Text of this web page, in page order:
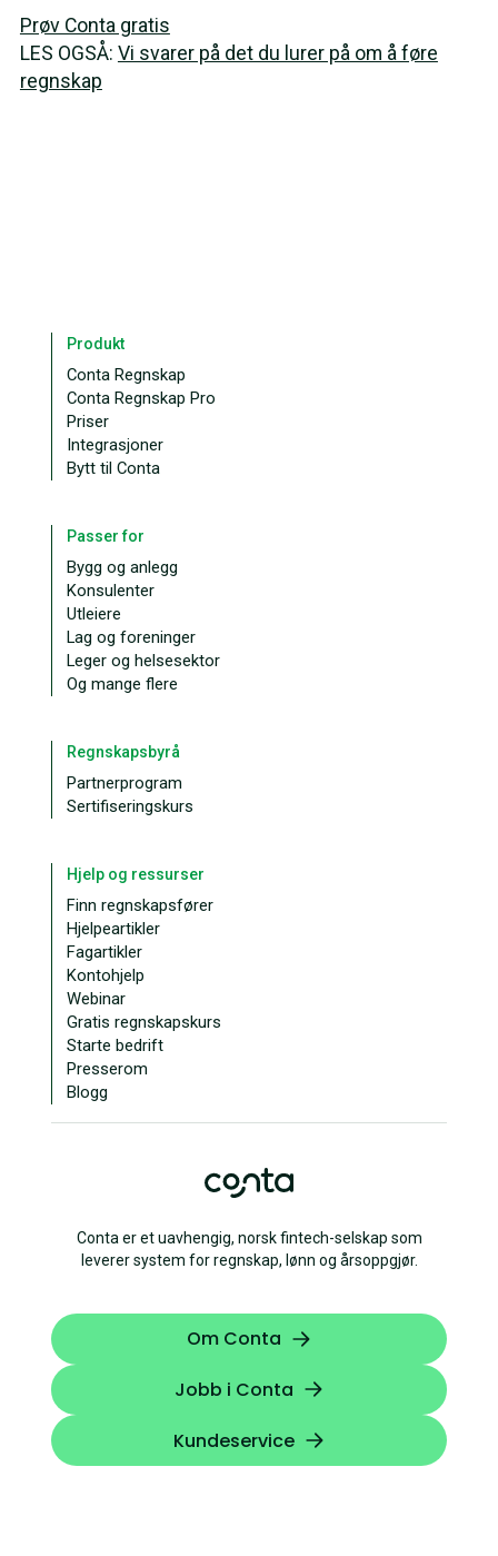
Prøv Conta gratis
LES OGSÅ: Vi svarer på det du lurer på om å føre
regnskap
Conta er et uavhengig, norsk fintech-selskap som
leverer system for regnskap, lønn og årsoppgjør.
Om Conta
Jobb i Conta
Kundeservice
Produkt
Conta Regnskap
Conta Regnskap Pro
Priser
Integrasjoner
Bytt til Conta
Passer for
Bygg og anlegg
Konsulenter
Utleiere
Lag og foreninger
Leger og helsesektor
Og mange flere
Regnskapsbyrå
Partnerprogram
Sertifiseringskurs
Hjelp og ressurser
Finn regnskapsfører
Hjelpeartikler
Fagartikler
Kontohjelp
Webinar
Gratis regnskapskurs
Starte bedrift
Presserom
Blogg